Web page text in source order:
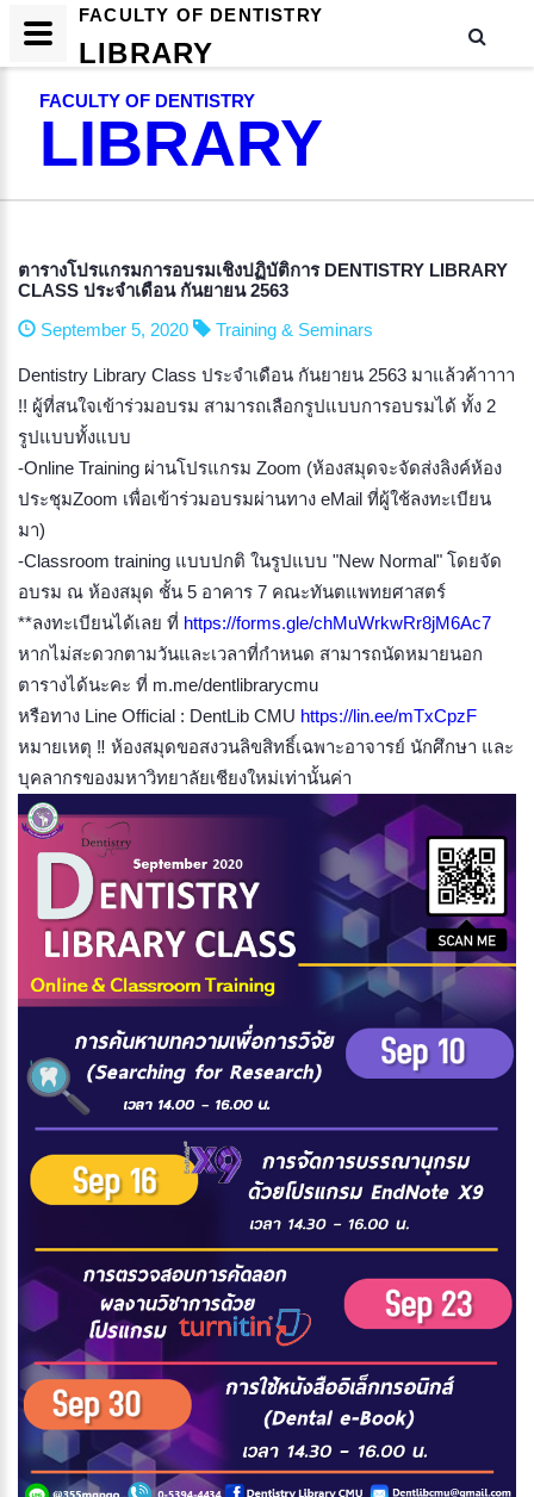
FACULTY OF DENTISTRY
LIBRARY
ตารางโปรแกรมการอบรมเชิงปฏิบัติการ DENTISTRY LIBRARY
CLASS ประจำเดือน กันยายน 2563
September 5, 2020
Training & Seminars
Dentistry Library Class ประจำเดือน กันยายน 2563 มาแล้วค้าาาา
!! ผู้ที่สนใจเข้าร่วมอบรม สามารถเลือกรูปแบบการอบรมได้ ทั้ง 2
รูปแบบทั้งแบบ
-Online Training ผ่านโปรแกรม Zoom (ห้องสมุดจะจัดส่งลิงค์ห้อง
ประชุมZoom เพื่อเข้าร่วมอบรมผ่านทาง eMail ที่ผู้ใช้ลงทะเบียน
มา)
-Classroom training แบบปกติ ในรูปแบบ "New Normal" โดยจัด
อบรม ณ ห้องสมุด ชั้น 5 อาคาร 7 คณะทันตแพทยศาสตร์
**ลงทะเบียนได้เลย ที่ https://forms.gle/chMuWrkwRr8jM6Ac7
หากไม่สะดวกตามวันและเวลาที่กำหนด สามารถนัดหมายนอก
ตารางได้นะคะ ที่ m.me/dentlibrarycmu
หรือทาง Line Official : DentLib CMU https://lin.ee/mTxCpzF
หมายเหตุ ‼️ ห้องสมุดขอสงวนลิขสิทธิ์เฉพาะอาจารย์ นักศึกษา และ
บุคลากรของมหาวิทยาลัยเชียงใหม่เท่านั้นค่า
FACULTY OF DENTISTRY
LIBRARY